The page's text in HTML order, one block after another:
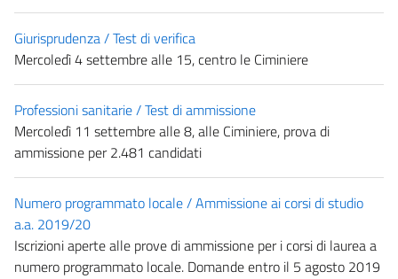
Giurisprudenza / Test di verifica
Mercoledì 4 settembre alle 15, centro le Ciminiere
Professioni sanitarie / Test di ammissione
Mercoledì 11 settembre alle 8, alle Ciminiere, prova di
ammissione per 2.481 candidati
Numero programmato locale / Ammissione ai corsi di studio
a.a. 2019/20
Iscrizioni aperte alle prove di ammissione per i corsi di laurea a
numero programmato locale. Domande entro il 5 agosto 2019